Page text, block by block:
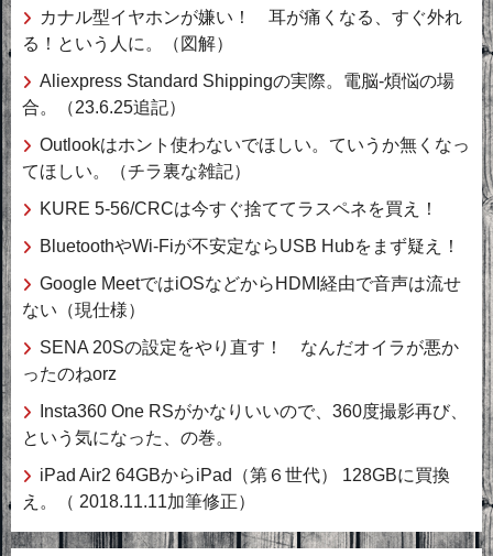
カナル型イヤホンが嫌い！ 耳が痛くなる、すぐ外れ
る！という人に。（図解）
Aliexpress Standard Shippingの実際。電脳-煩悩の場
合。（23.6.25追記）
Outlookはホント使わないでほしい。ていうか無くなっ
てほしい。（チラ裏な雑記）
KURE 5-56/CRCは今すぐ捨ててラスペネを買え！
BluetoothやWi-Fiが不安定ならUSB Hubをまず疑え！
Google MeetではiOSなどからHDMI経由で音声は流せ
ない（現仕様）
SENA 20Sの設定をやり直す！ なんだオイラが悪か
ったのねorz
Insta360 One RSがかなりいいので、360度撮影再び、
という気になった、の巻。
iPad Air2 64GBからiPad（第６世代） 128GBに買換
え。（ 2018.11.11加筆修正）